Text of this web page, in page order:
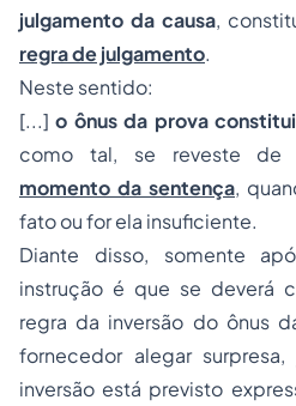
julgamento da causa,
regra de julgamento.
Neste sentido:
[...]o ônus da prova
como tal, se reveste de
momento da sentença,
fato ou for ela insuficiente.
Diante disso, somente
instrução é que se deverá
regra da inversão do ônus
fornecedor alegar
inversão está previsto